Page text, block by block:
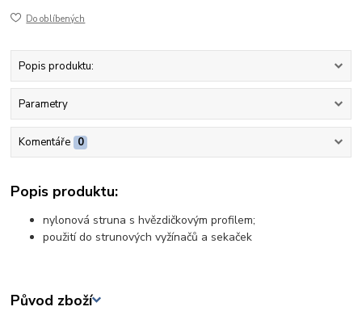
Do oblíbených
Popis produktu:
Parametry
Komentáře 0
Popis produktu:
nylonová struna s hvězdičkovým profilem;
použití do strunových vyžínačů a sekaček
Původ zboží